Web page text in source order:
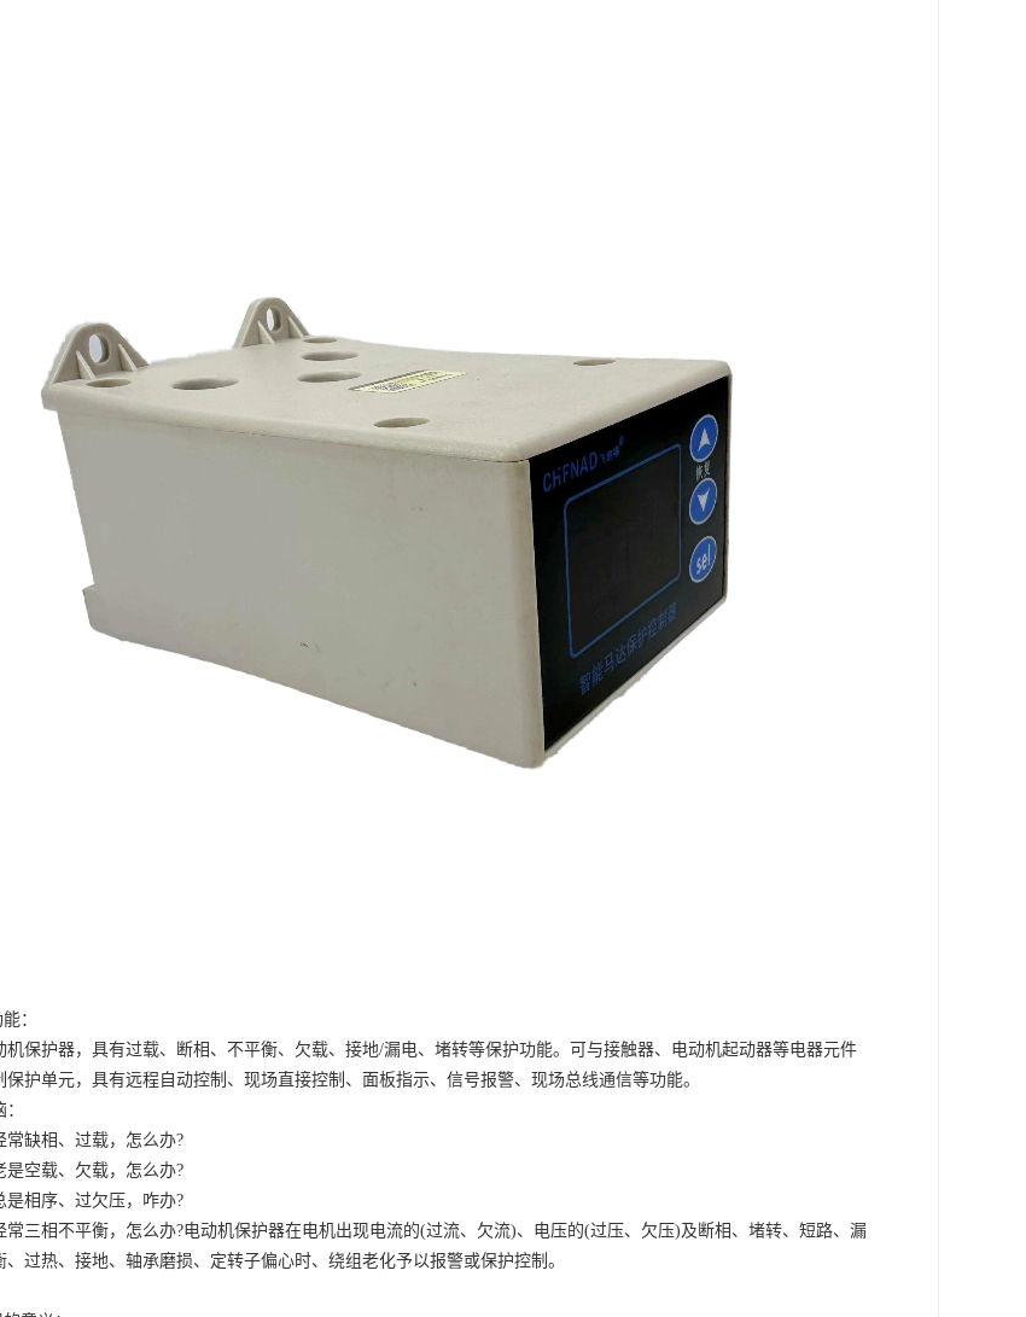
：
机保护器，具有过载、断相、不平衡、欠载、接地/漏电、堵转等保护功能。可与接触器、电动机起动器等电器元件
保护单元，具有远程自动控制、现场直接控制、面板指示、信号报警、现场总线通信等功能。
常缺相、过载，怎么办?
是空载、欠载，怎么办?
是相序、过欠压，咋办?
常三相不平衡，怎么办?电动机保护器在电机出现电流的(过流、欠流)、电压的(过压、欠压)及断相、堵转、短路、漏
、过热、接地、轴承磨损、定转子偏心时、绕组老化予以报警或保护控制。